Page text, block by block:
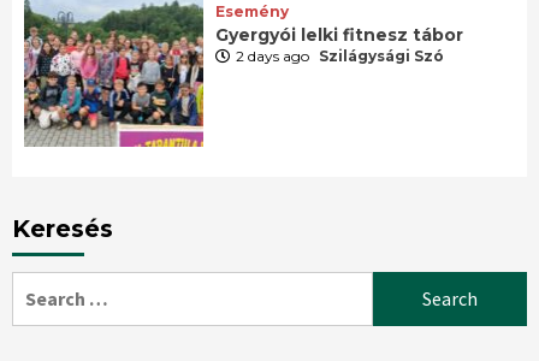
Esemény
Gyergyói lelki fitnesz tábor
2 days ago Szilágysági Szó
Keresés
for: